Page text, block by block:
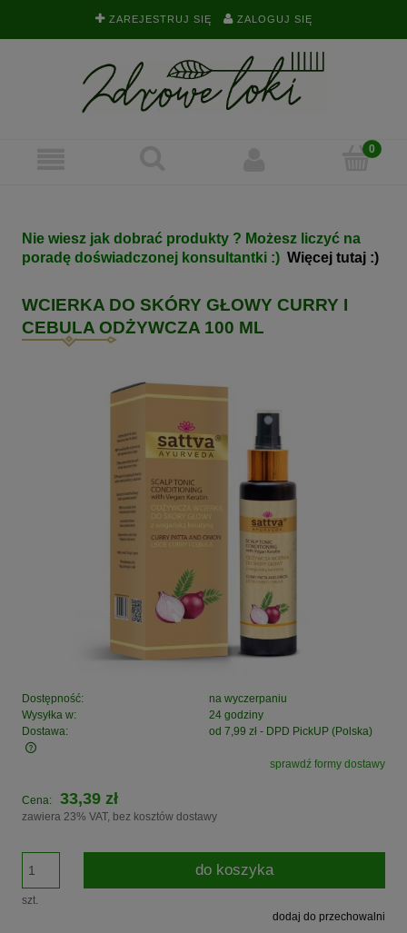
ZAREJESTRUJ SIĘ ZALOGUJ SIĘ
Nie wiesz jak dobrać produkty ? Możesz liczyć na
poradę doświadczonej konsultantki :) Więcej tutaj :)
WCIERKA DO SKÓRY GŁOWY CURRY I
CEBULA ODŻYWCZA 100 ML
Dostępność:
na wyczerpaniu
Wysyłka w:
24 godziny
Dostawa:
od 7,99 zł - DPD PickUP (Polska)
Cena nie zawiera ewentualnych kosztów płatnościsprawdź formy dostawy
Cena: 33,39 zł
zawiera 23% VAT, bez kosztów dostawy
szt.
do koszyka
dodaj do przechowalni